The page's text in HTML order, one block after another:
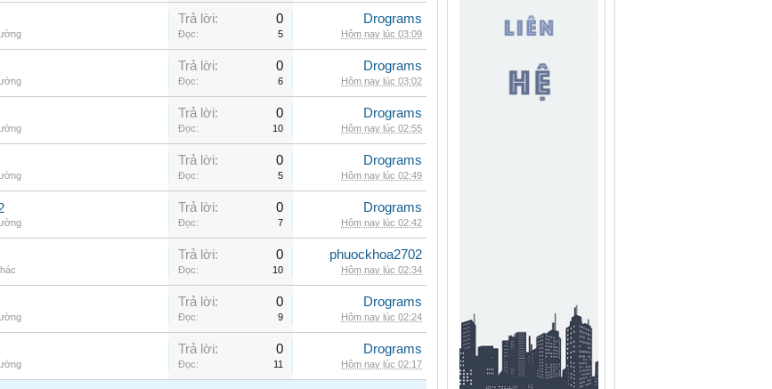
Trả lời: 0
Đọc: 5
Drograms
Hôm nay lúc 03:09
Trả lời: 0
Đọc: 6
Drograms
Hôm nay lúc 03:02
Trả lời: 0
Đọc: 10
Drograms
Hôm nay lúc 02:55
Trả lời: 0
Đọc: 5
Drograms
Hôm nay lúc 02:49
Trả lời: 0
Đọc: 7
Drograms
Hôm nay lúc 02:42
Trả lời: 0
Đọc: 10
phuockhoa2702
Hôm nay lúc 02:34
Trả lời: 0
Đọc: 9
Drograms
Hôm nay lúc 02:24
Trả lời: 0
Đọc: 11
Drograms
Hôm nay lúc 02:17